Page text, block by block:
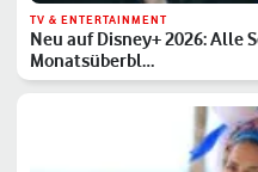
TV & ENTERTAINMENT
Neu auf Disney+ 2026: Alle
Monatsüberbl…